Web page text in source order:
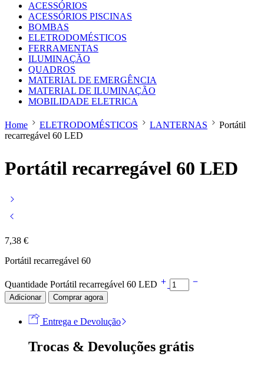
ACESSÓRIOS
ACESSÓRIOS PISCINAS
BOMBAS
ELETRODOMÉSTICOS
FERRAMENTAS
ILUMINAÇÃO
QUADROS
MATERIAL DE EMERGÊNCIA
MATERIAL DE ILUMINAÇÃO
MOBILIDADE ELETRICA
Home ELETRODOMÉSTICOS LANTERNAS
Portátil
recarregável 60 LED
Portátil recarregável 60 LED
7,38 €
Portátil recarregável 60
Quantidade Portátil recarregável 60 LED
Adicionar Comprar agora
Entrega e Devolução
Trocas & Devoluções grátis